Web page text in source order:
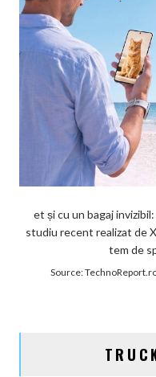
et și cu un bagaj
studiu recent realizat de
tem de
Source: